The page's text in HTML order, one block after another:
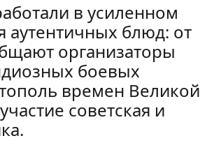
в усиленном
аутентичных блюд: от
организаторы
боевых
времен Великой
советская и